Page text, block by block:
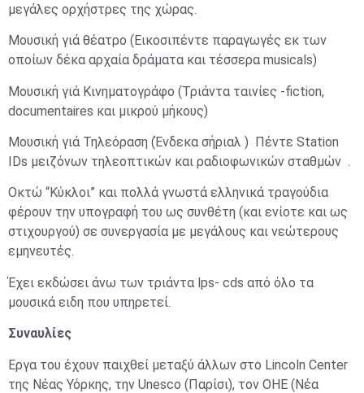
μεγάλες ορχήστρες της χώρας.
Μουσική γιά θέατρο (Εικοσιπέντε παραγωγές εκ των
οποίων δέκα αρχαία δράματα και τέσσερα musicals)
Μουσική γιά Κινηματογράφο (Τριάντα ταινίες -fiction,
documentaires και μικρού μήκους)
Μουσική γιά Τηλεόραση (Ένδεκα σήριαλ ) Πέντε Station
IDs μειζόνων τηλεοπτικών και ραδιοφωνικών σταθμών .
Οκτώ “Κύκλοι” και πολλά γνωστά ελληνικά τραγούδια
φέρουν την υπογραφή του ως συνθέτη (και ενίοτε και ως
στιχουργού) σε συνεργασία με μεγάλους και νεώτερους
εμηνευτές.
Έχει εκδώσει άνω των τριάντα lps- cds από όλο τα
μουσικά ειδη που υπηρετεί.
Συναυλίες
Εργα του έχουν παιχθεί μεταξύ άλλων στο Lincoln Center
της Νέας Υόρκης, την Unesco (Παρίσι), τον ΟΗΕ (Νέα